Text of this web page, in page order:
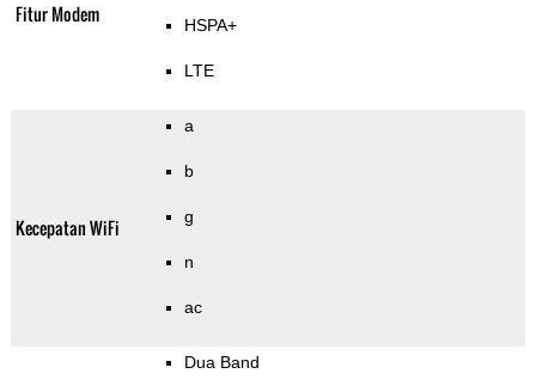
Fitur Modem HSPA+
LTE
Kecepatan WiFi
a
b
g
n
ac
Dua Band